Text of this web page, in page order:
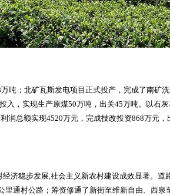
吨；北矿瓦斯发电项目正式投产，完成了南矿
入，实现生产原煤50万吨，出关45万吨。以石
润总额实现4520万元，完成技改投资868万元
济稳步发展,社会主义新农村建设成效显著。
里通村公路；筹资修通了新街至维新自由、西